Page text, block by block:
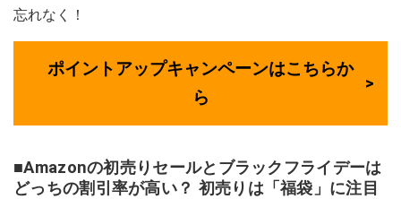
忘れなく！
ポイントアップキャンペーンはこちらか
ら
■Amazonの初売りセールとブラックフライデーは
どっちの割引率が高い？ 初売りは「福袋」に注目